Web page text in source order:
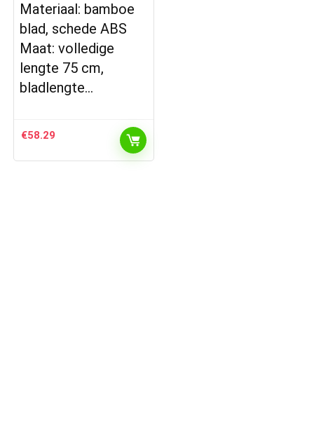
Materiaal: bamboe
blad, schede ABS
Maat: volledige
lengte 75 cm,
bladlengte…
€58.29